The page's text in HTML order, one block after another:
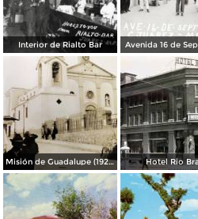
Interior de Rialto Bar Avenida 16 de
Misión de Guadalupe (1924) Hotel Rio